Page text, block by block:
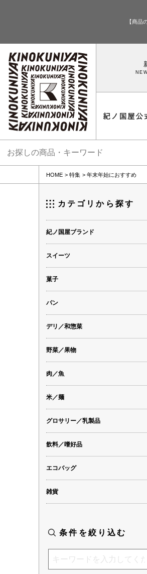
【商品
HOME 特集 年末年始におすすめ
カテゴリから探す
紀ノ国屋ブランド
スイーツ
菓子
パン
デリ／和惣菜
野菜／果物
肉／魚
米／麺
グロサリー／乳製品
飲料／嗜好品
エコバッグ
雑貨
条件を絞り込む